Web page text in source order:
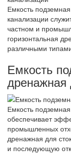
Емкость
канализации
частном и
горизонтальная
различными
Емкость
дренажная
Емкость
обеспечивает
промышленных
дренажная для
и последующую